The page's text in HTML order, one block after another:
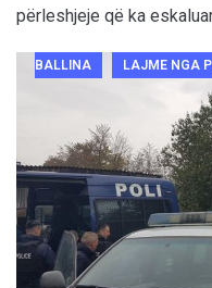
përleshjeje që ka
BALLINA LAJME NGA